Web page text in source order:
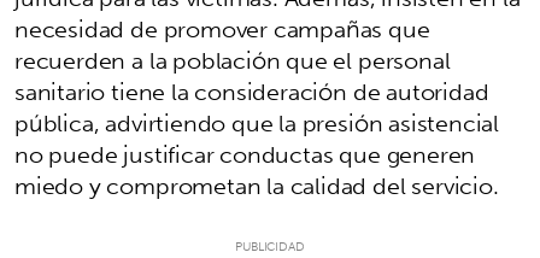
necesidad de promover campañas que
recuerden a la población que el personal
sanitario tiene la consideración de autoridad
pública, advirtiendo que la presión asistencial
no puede justificar conductas que generen
miedo y comprometan la calidad del servicio.